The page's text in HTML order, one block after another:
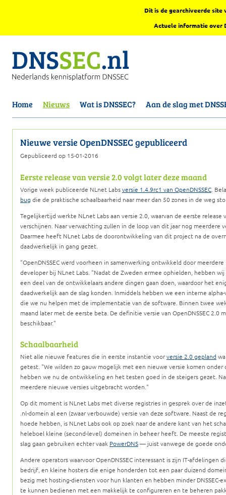
Dit is de gearchiveerde site
Actuele informatie over
Home Nieuws Wat is DNSSEC? Aan de slag met
Nieuwe versie OpenDNSSEC gepubliceerd
Gepubliceerd op 15-01-2016
Eerste release van versie 2.0 volgt later deze maand
Vorige week publiceerde NLnet Labsversie 1.4.9rc1 van OpenDNSSEC .
bug die de praktische schaalbaarheid naar meer dan 50 zones in de weg
Tegelijkertijd werkte NLnet Labs aan versie 2.0, waarvan de eerste
verschijnen. Naar verwachting zullen in de loop van dit jaar nog meerdere
Daarmee heeft NLnet Labs de doorontwikkeling van dit project na de
daadwerkelijk in gang gezet.
OpenDNSSEC werd voorheen in samenwerking ontwikkeld door
developer bij NLnet Labs.
Nadat de Zweden ermee ophielden, hebben
een deel van de ontwikkelaars andere dingen gaan doen, waardoor het
daadwerkelijk aan de slag konden. Inmiddels hebben we een interne
die we nu helpen met de implementatie van de software. Binnen twee
maand later met de eerste beta. De definitie versie van OpenDNSSEC 2.0
beschikbaar.
Schaalbaarheid
Niet alle nieuwe features die in eerste instantie voorversie 2.0 gepland
getest. We wilden zo gauw mogelijk met een nieuwe versie komen onder
hebben we nu de ontwikkeling en het testen goed in de steigers gezet.
meerdere nieuwe versies uitgebracht worden.
Op dit moment is NLnet Labs met diverse registries in gesprek over de
.nl-domein al een (zwaar verbouwde) versie van deze software. Naast de
hoede hebben, is NLnet Labs ook op zoek naar de andere kant van het
heleboel kleine (second-level) domeinen in beheer heeft. De meeste
slag gaan gebruiken echter vaak PowerDNS— juist vanwege de goede
Andere operators waarvoor OpenDNSSEC interessant is zijn IT-afdelingen
bedrijf, en kleine hosters die enige honderden tot een paar duizend
bezig met hosting-diensten voor hun klanten en hebben minder DNSSEC-
te kunnen bedienen met een makkelijk te configureren en te beheren